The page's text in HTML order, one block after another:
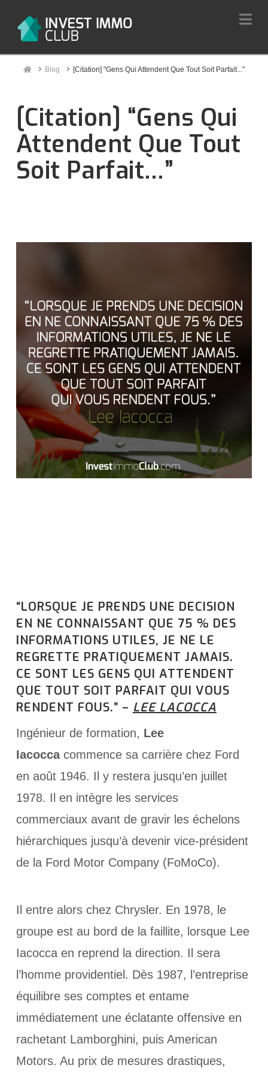
HomeBlog [Citation] "Gens Qui Attendent Que Tout Soit Parfait..."
[Citation] “Gens Qui
Attendent Que Tout
Soit Parfait…”
“LORSQUE JE PRENDS UNE DECISION
EN NE CONNAISSANT QUE 75 % DES
INFORMATIONS UTILES, JE NE LE
REGRETTE PRATIQUEMENT JAMAIS.
CE SONT LES GENS QUI ATTENDENT
QUE TOUT SOIT PARFAIT QUI VOUS
RENDENT FOUS.” – LEE LACOCCA
Ingénieur de formation, Lee
Iacoccacommence sa carrière chez Ford
en août 1946. Il y restera jusqu’en juillet
1978. Il en intègre les services
commerciaux avant de gravir les échelons
hiérarchiques jusqu’à devenir vice-président
de la Ford Motor Company (FoMoCo).
Il entre alors chez Chrysler. En 1978, le
groupe est au bord de la faillite, lorsque Lee
Iacocca en reprend la direction. Il sera
l’homme providentiel. Dès 1987, l’entreprise
équilibre ses comptes et entame
immédiatement une éclatante offensive en
rachetant Lamborghini, puis American
Motors. Au prix de mesures drastiques,